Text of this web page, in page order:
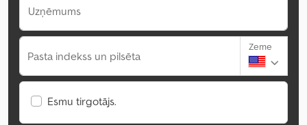
Uzņēmums
Pasta indekss un pilsēta
Zeme
Esmu tirgotājs.